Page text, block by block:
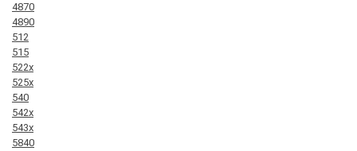
4870
4890
512
515
522x
525x
540
542x
543x
5840